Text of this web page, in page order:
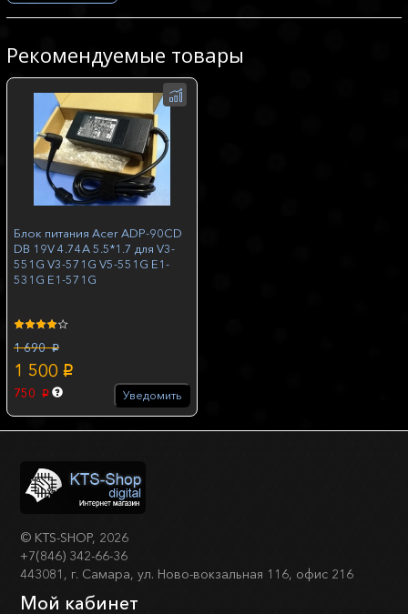
Рекомендуемые товары
Блок питания Acer ADP-90CD
DB 19V 4.74A 5.5*1.7 для V3-
551G V3-571G V5-551G E1-
531G E1-571G
1 690 p
1 500 p
750 p Уведомить
© KTS-SHOP, 2026
+7(846) 342-66-36
443081, г. Самара, ул. Ново-вокзальная 116, офис 216
Мой кабинет